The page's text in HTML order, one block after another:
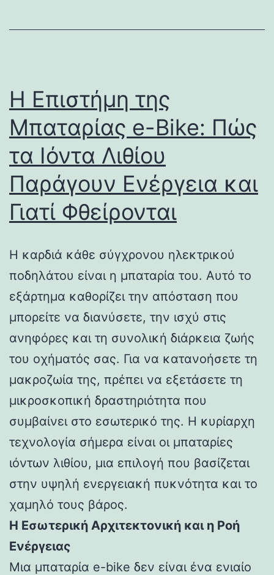
Η Επιστήμη της
Μπαταρίας e-Bike: Πώς
τα Ιόντα Λιθίου
Παράγουν Ενέργεια και
Γιατί Φθείρονται
Η καρδιά κάθε σύγχρονου ηλεκτρικού
ποδηλάτου είναι η μπαταρία του. Αυτό το
εξάρτημα καθορίζει την απόσταση που
μπορείτε να διανύσετε, την ισχύ στις
ανηφόρες και τη συνολική διάρκεια ζωής
του οχήματός σας. Για να κατανοήσετε τη
μακροζωία της, πρέπει να εξετάσετε τη
μικροσκοπική δραστηριότητα που
συμβαίνει στο εσωτερικό της. Η κυρίαρχη
τεχνολογία σήμερα είναι οι μπαταρίες
ιόντων λιθίου, μια επιλογή που βασίζεται
στην υψηλή ενεργειακή πυκνότητα και το
χαμηλό τους βάρος.
Η Εσωτερική Αρχιτεκτονική και η Ροή
Ενέργειας
Μια μπαταρία e-bike δεν είναι ένα ενιαίο